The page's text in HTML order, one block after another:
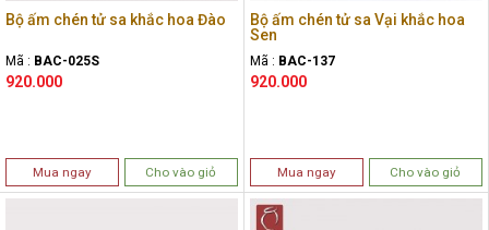
Bộ ấm chén tử sa khắc hoa Đào
Mã : BAC-025S
920.000
Mua ngay Cho vào giỏ
Bộ ấm chén tử sa Vại khắc hoa
Sen
Mã : BAC-137
920.000
Mua ngay Cho vào giỏ